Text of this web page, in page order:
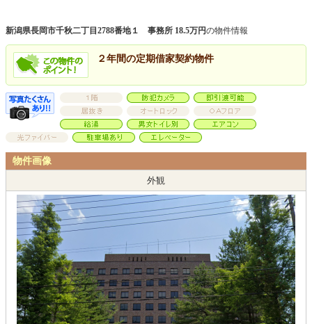
新潟県長岡市千秋二丁目2788番地１ 事務所 18.5万円の物件情報
２年間の定期借家契約物件
物件画像
外観